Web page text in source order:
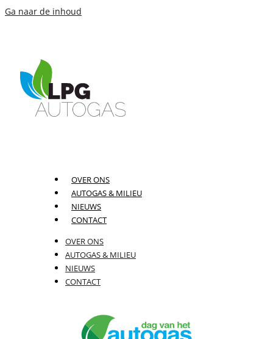
Ga naar de inhoud
OVER ONS
AUTOGAS & MILIEU
NIEUWS
CONTACT
OVER ONS
AUTOGAS & MILIEU
NIEUWS
CONTACT